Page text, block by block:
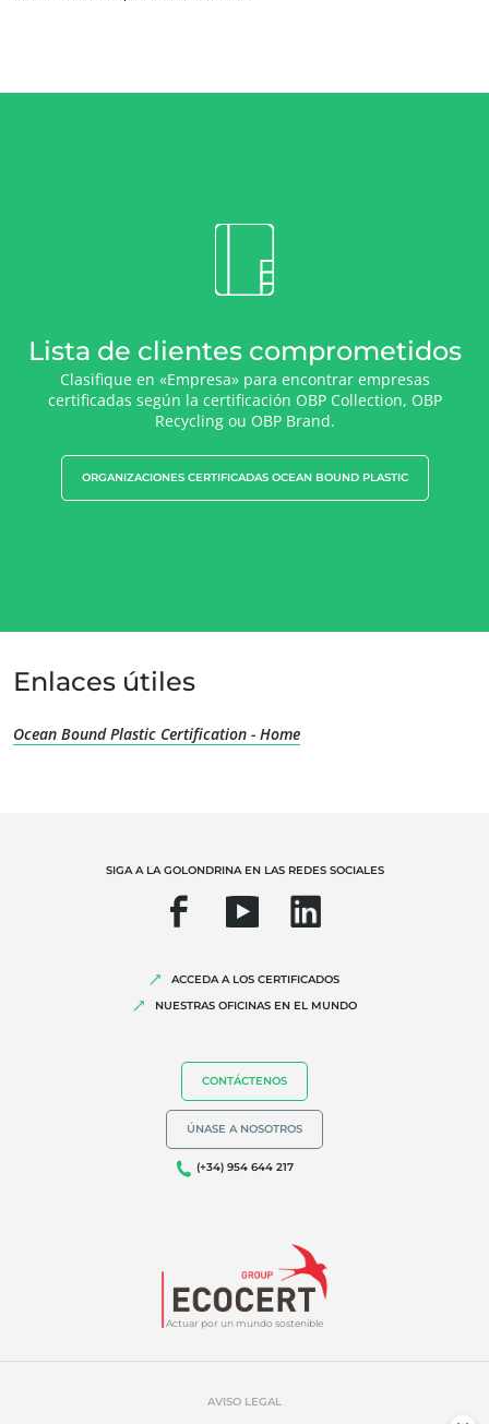
Agricultura sostenible
Responsabilidad social corporativa
Lista de clientes comprometidos
Clasifique en «Empresa» para encontrar empresas
certificadas según la certificación OBP Collection, OBP
Recycling ou OBP Brand.
ORGANIZACIONES CERTIFICADAS OCEAN BOUND PLASTIC
Enlaces útiles
Ocean Bound Plastic Certification - Home
Actuar por un mundo sostenible
SIGA A LA GOLONDRINA EN LAS REDES SOCIALES
ACCEDA A LOS CERTIFICADOS
NUESTRAS OFICINAS EN EL MUNDO
CONTÁCTENOS
ÚNASE A NOSOTROS
(+34) 954 644 217
AVISO LEGAL